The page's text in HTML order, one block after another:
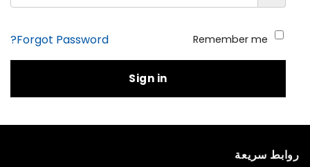
Remember me
Forgot Password?
Sign in
روابط سريعة